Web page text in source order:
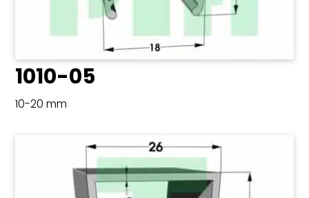
1010-05
10-20 mm